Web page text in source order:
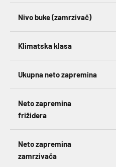
Nivo buke (zamrzivač)
Klimatska klasa
Ukupna neto zapremina
Neto zapremina
frižidera
Neto zapremina
zamrzivača